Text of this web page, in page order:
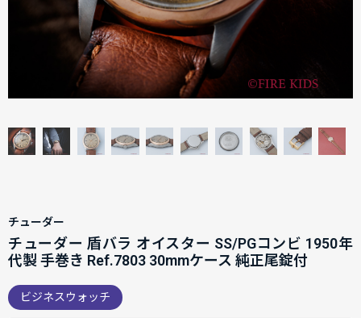
チューダー
チューダー 盾バラ オイスター SS/PGコンビ 1950年
代製 手巻き Ref.7803 30mmケース 純正尾錠付
ビジネスウォッチ